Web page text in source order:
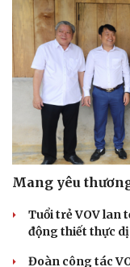
Mang yêu
Tuổi trẻ VOV lan
động thiết thực
Đoàn công tác